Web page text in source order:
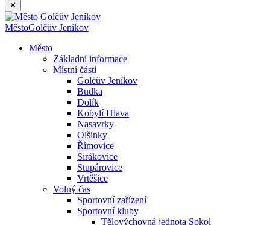
✕
MěstoGolčův Jeníkov
Město
Základní informace
Místní části
Golčův Jeníkov
Budka
Dolík
Kobylí Hlava
Nasavrky
Olšinky
Římovice
Sirákovice
Stupárovice
Vrtěšice
Volný čas
Sportovní zařízení
Sportovní kluby
Tělovýchovná jednota Sokol